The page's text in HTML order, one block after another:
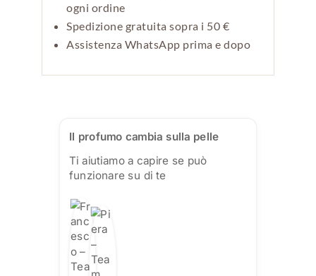
ogni ordine
Spedizione gratuita sopra i 50 €
Assistenza WhatsApp prima e dopo
Il profumo cambia sulla pelle
Ti aiutiamo a capire se può
funzionare su di te